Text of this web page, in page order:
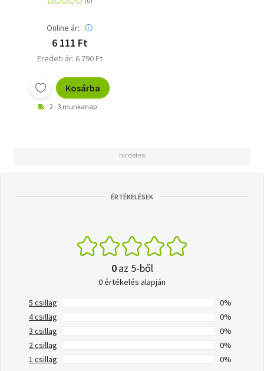
Online ár:
6 111 Ft
Eredeti ár: 6 790 Ft
Kosárba
2 - 3 munkanap
ÉRTÉKELÉSEK
0az 5-ből
0 értékelés alapján
5 csillag
0%
4 csillag
0%
3 csillag
0%
2 csillag
0%
1 csillag
0%